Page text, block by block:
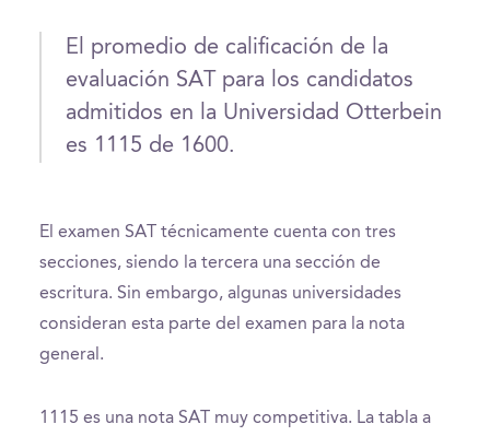
El promedio de calificación de la
evaluación SAT para los candidatos
admitidos en la Universidad Otterbein
es 1115 de 1600.
El examen SAT técnicamente cuenta con tres
secciones, siendo la tercera una sección de
escritura. Sin embargo, algunas universidades
consideran esta parte del examen para la nota
general.
1115 es una nota SAT muy competitiva. La tabla a